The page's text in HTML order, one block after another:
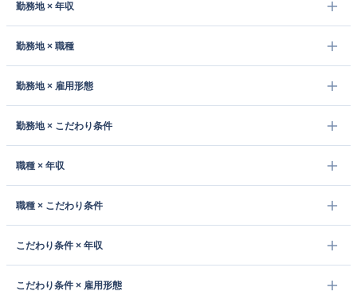
勤務地 × 年収
勤務地 × 職種
勤務地 × 雇用形態
勤務地 × こだわり条件
職種 × 年収
職種 × こだわり条件
こだわり条件 × 年収
こだわり条件 × 雇用形態